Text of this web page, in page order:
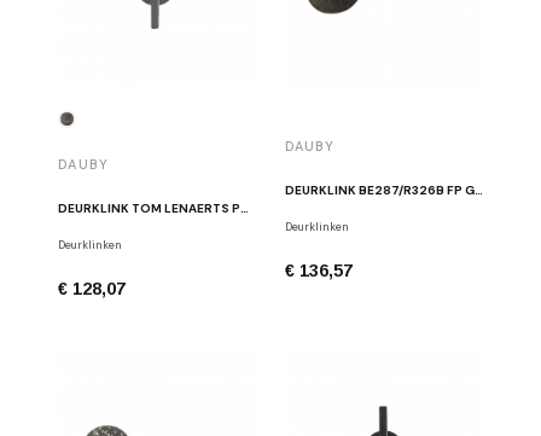
DAUBY
DEURKLINK TOM LENAERTS PH2017T/50F RUW METAAL
Deurklinken
€ 128,07
DAUBY
DEURKLINK BE287/R326B FP GEPOLIJST IJZER
Deurklinken
€ 136,57